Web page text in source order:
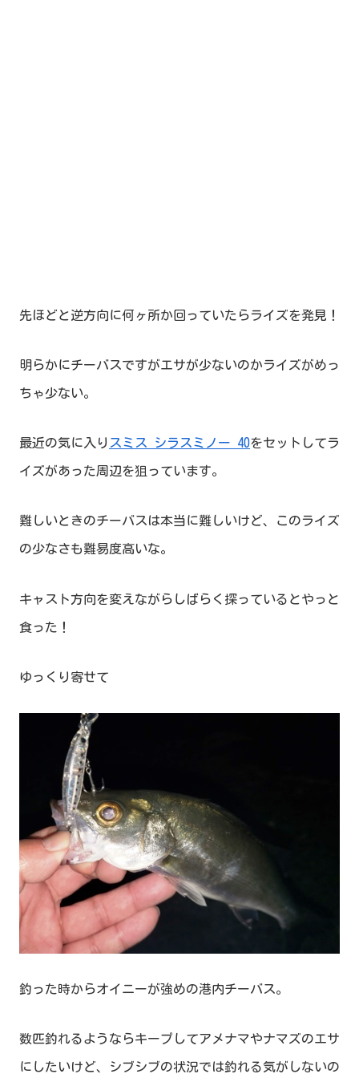
先ほどと逆方向に何ヶ所か回っていたらライズを発見！
明らかにチーバスですがエサが少ないのかライズがめっ
ちゃ少ない。
最近の気に入り スミス シラスミノー 40をセットしてラ
イズがあった周辺を狙っています。
難しいときのチーバスは本当に難しいけど、このライズ
の少なさも難易度高いな。
キャスト方向を変えながらしばらく探っているとやっと
食った！
ゆっくり寄せて
釣った時からオイニーが強めの港内チーバス。
数匹釣れるようならキープしてアメナマやナマズのエサ
にしたいけど、シブシブの状況では釣れる気がしないの